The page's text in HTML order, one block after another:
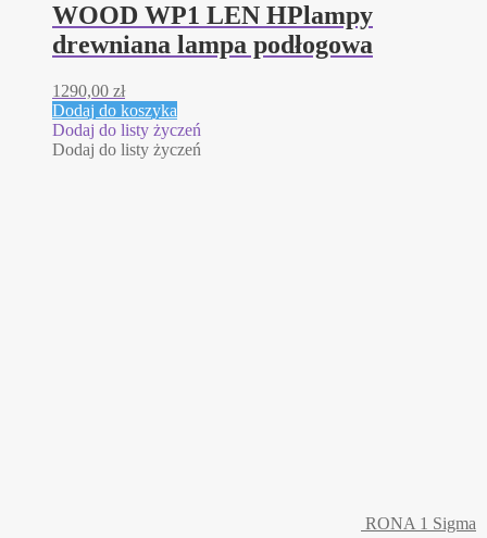
WOOD WP1 LEN HPlampy
drewniana lampa podłogowa
1290,00 zł
Dodaj do koszyka
Dodaj do listy życzeń
Dodaj do listy życzeń
RONA 1 Sigma